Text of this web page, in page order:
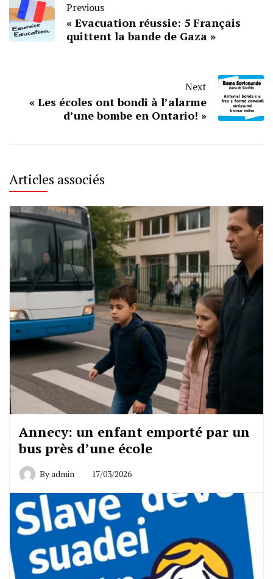
Previous
« Evacuation réussie: 5 Français
quittent la bande de Gaza »
Next
« Les écoles ont bondi à l’alarme
d’une bombe en Ontario! »
Articles associés
Annecy: un enfant emporté par un
bus près d’une école
Byadmin 17/03/2026